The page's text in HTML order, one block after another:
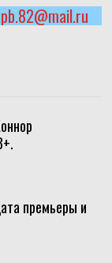
премьеры и